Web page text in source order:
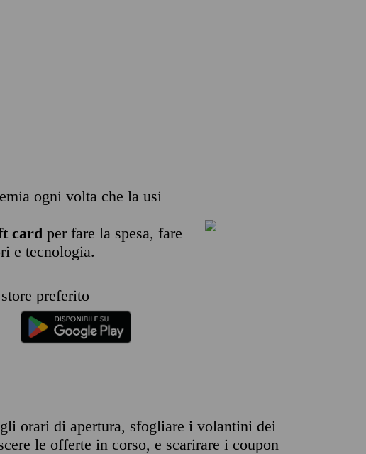
ogni volta che la usi
card per fare la spesa, fare
e tecnologia.
preferito
orari di apertura, sfogliare i volantini dei
le offerte in corso, e scarirare i coupon